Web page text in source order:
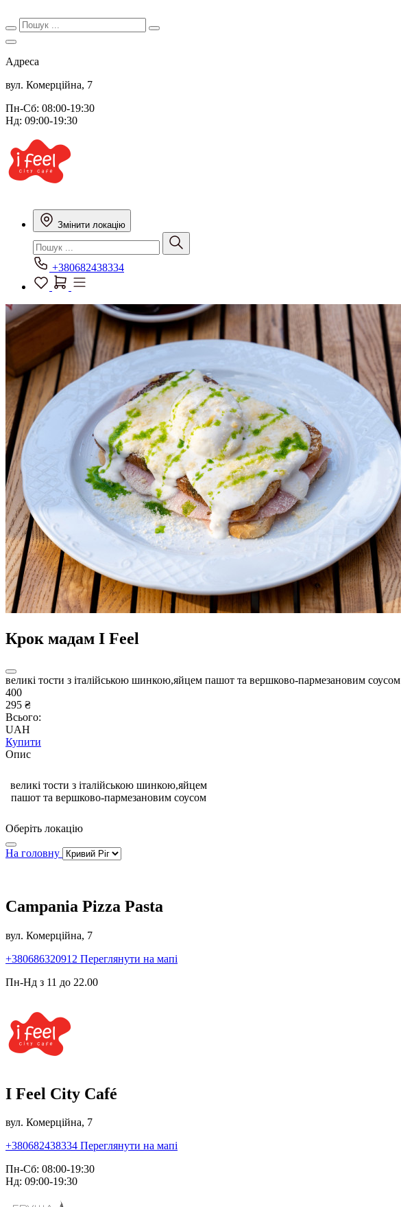
Адреса
вул. Комерційна, 7
Пн-Сб: 08:00-19:30
Нд: 09:00-19:30
Змінити локацію
+380682438334
Крок мадам I Feel
великі тости з італійською шинкою,яйцем пашот та вершково-пармезановим соусом
400
295 ₴
Всього:
UAH
Купити
Опис
великі тости з італійською шинкою,яйцем
пашот та вершково-пармезановим соусом
Оберіть локацію
На головну
Campania Pizza Pasta
вул. Комерційна, 7
+380686320912 Переглянути на мапі
Пн-Нд з 11 до 22.00
I Feel City Café
вул. Комерційна, 7
+380682438334 Переглянути на мапі
Пн-Сб: 08:00-19:30
Нд: 09:00-19:30